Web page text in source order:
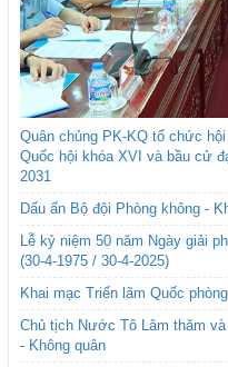
Quân chủng PK-KQ tổ chức
Quốc hội khóa XVI và bầu cử
2031
Dấu ấn Bộ đội Phòng không -
Lễ kỷ niệm 50 năm Ngày giải
(30-4-1975 / 30-4-2025)
Khai mạc Triển lãm Quốc
Chủ tịch Nước Tô Lâm thăm
- Không quân